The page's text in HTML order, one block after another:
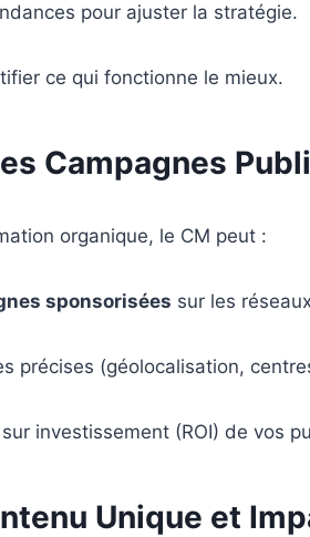
pour ajuster la stratégie.
ce qui fonctionne le mieux.
Campagnes
organique, le CM peut :
sponsorisées sur les
précises (géolocalisation,
investissement (ROI) de vos
Unique et